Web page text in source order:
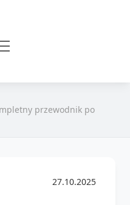
przewodnik po
27.10.2025